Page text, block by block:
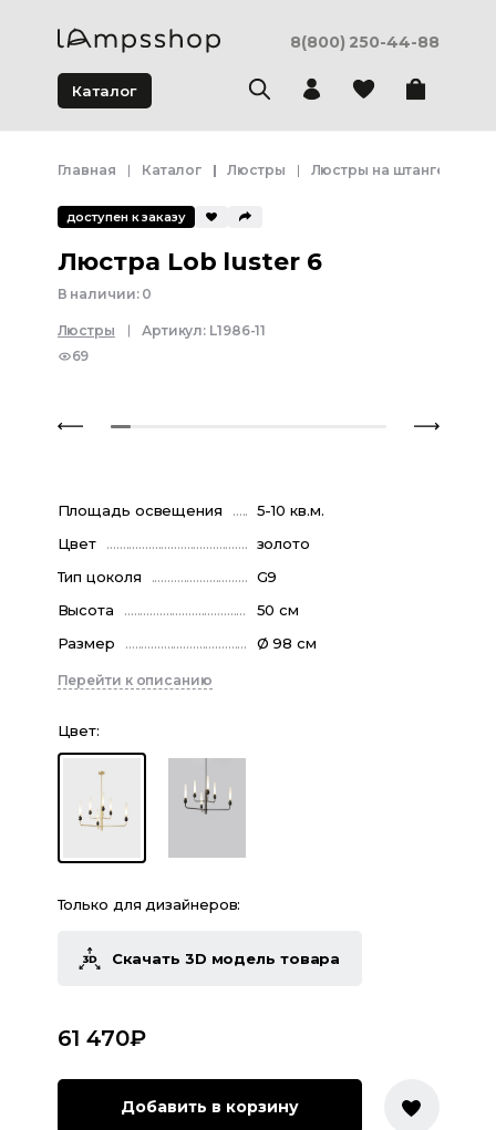
8(800) 250-44-88
Каталог
Главная Каталог Люстры Люстры на штанге
доступен к заказу
Люстра Lob luster 6
В наличии: 0
Люстры Артикул: L1986-11
69
Площадь освещения
5-10 кв.м.
Цвет
золото
Тип цоколя
G9
Высота
50 см
Размер
Ø 98 см
Перейти к описанию
Цвет:
Только для дизайнеров:
Скачать 3D модель товара
61 470₽
Добавить в корзину